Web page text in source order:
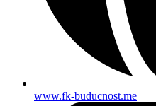
www.fk-buducnost.me